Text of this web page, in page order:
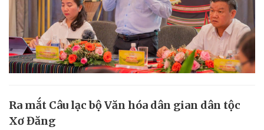
Ra mắt Câu lạc bộ Văn hóa dân gian dân tộc
Xơ Đăng